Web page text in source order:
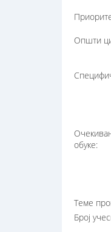
Општи
обуке:
Теме
Број